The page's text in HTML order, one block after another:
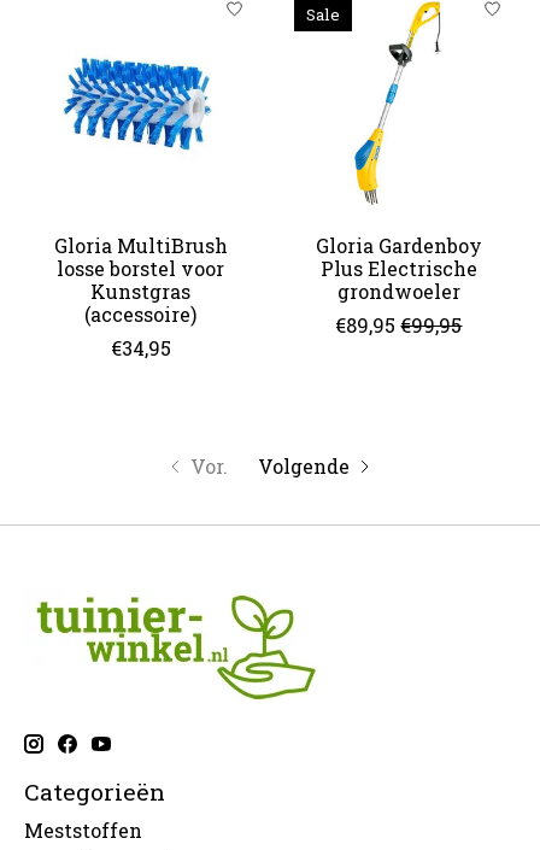
Gloria MultiBrush
losse borstel voor
Kunstgras
(accessoire)
€34,95
Sale
Gloria Gardenboy
Plus Electrische
grondwoeler
€89,95 €99,95
Vor. Volgende
Categorieën
Meststoffen